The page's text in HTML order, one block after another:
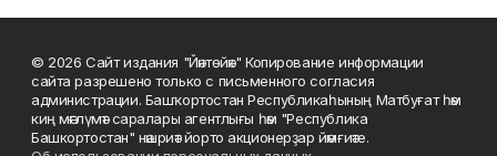
© 2026 Сайт издания "Йәнтөйәк" Копирование информации
сайта разрешено только с письменного согласия
администрации. Башҡортостан Республикаһының Матбуғат һәм
киң мәғлүмәт саралары агентлығы һәм "Республика
Башкортостан" нәшриәт йорто акционерҙар йәмғиәте.